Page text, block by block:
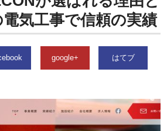
気工事で信頼の実績
google+ はてブ